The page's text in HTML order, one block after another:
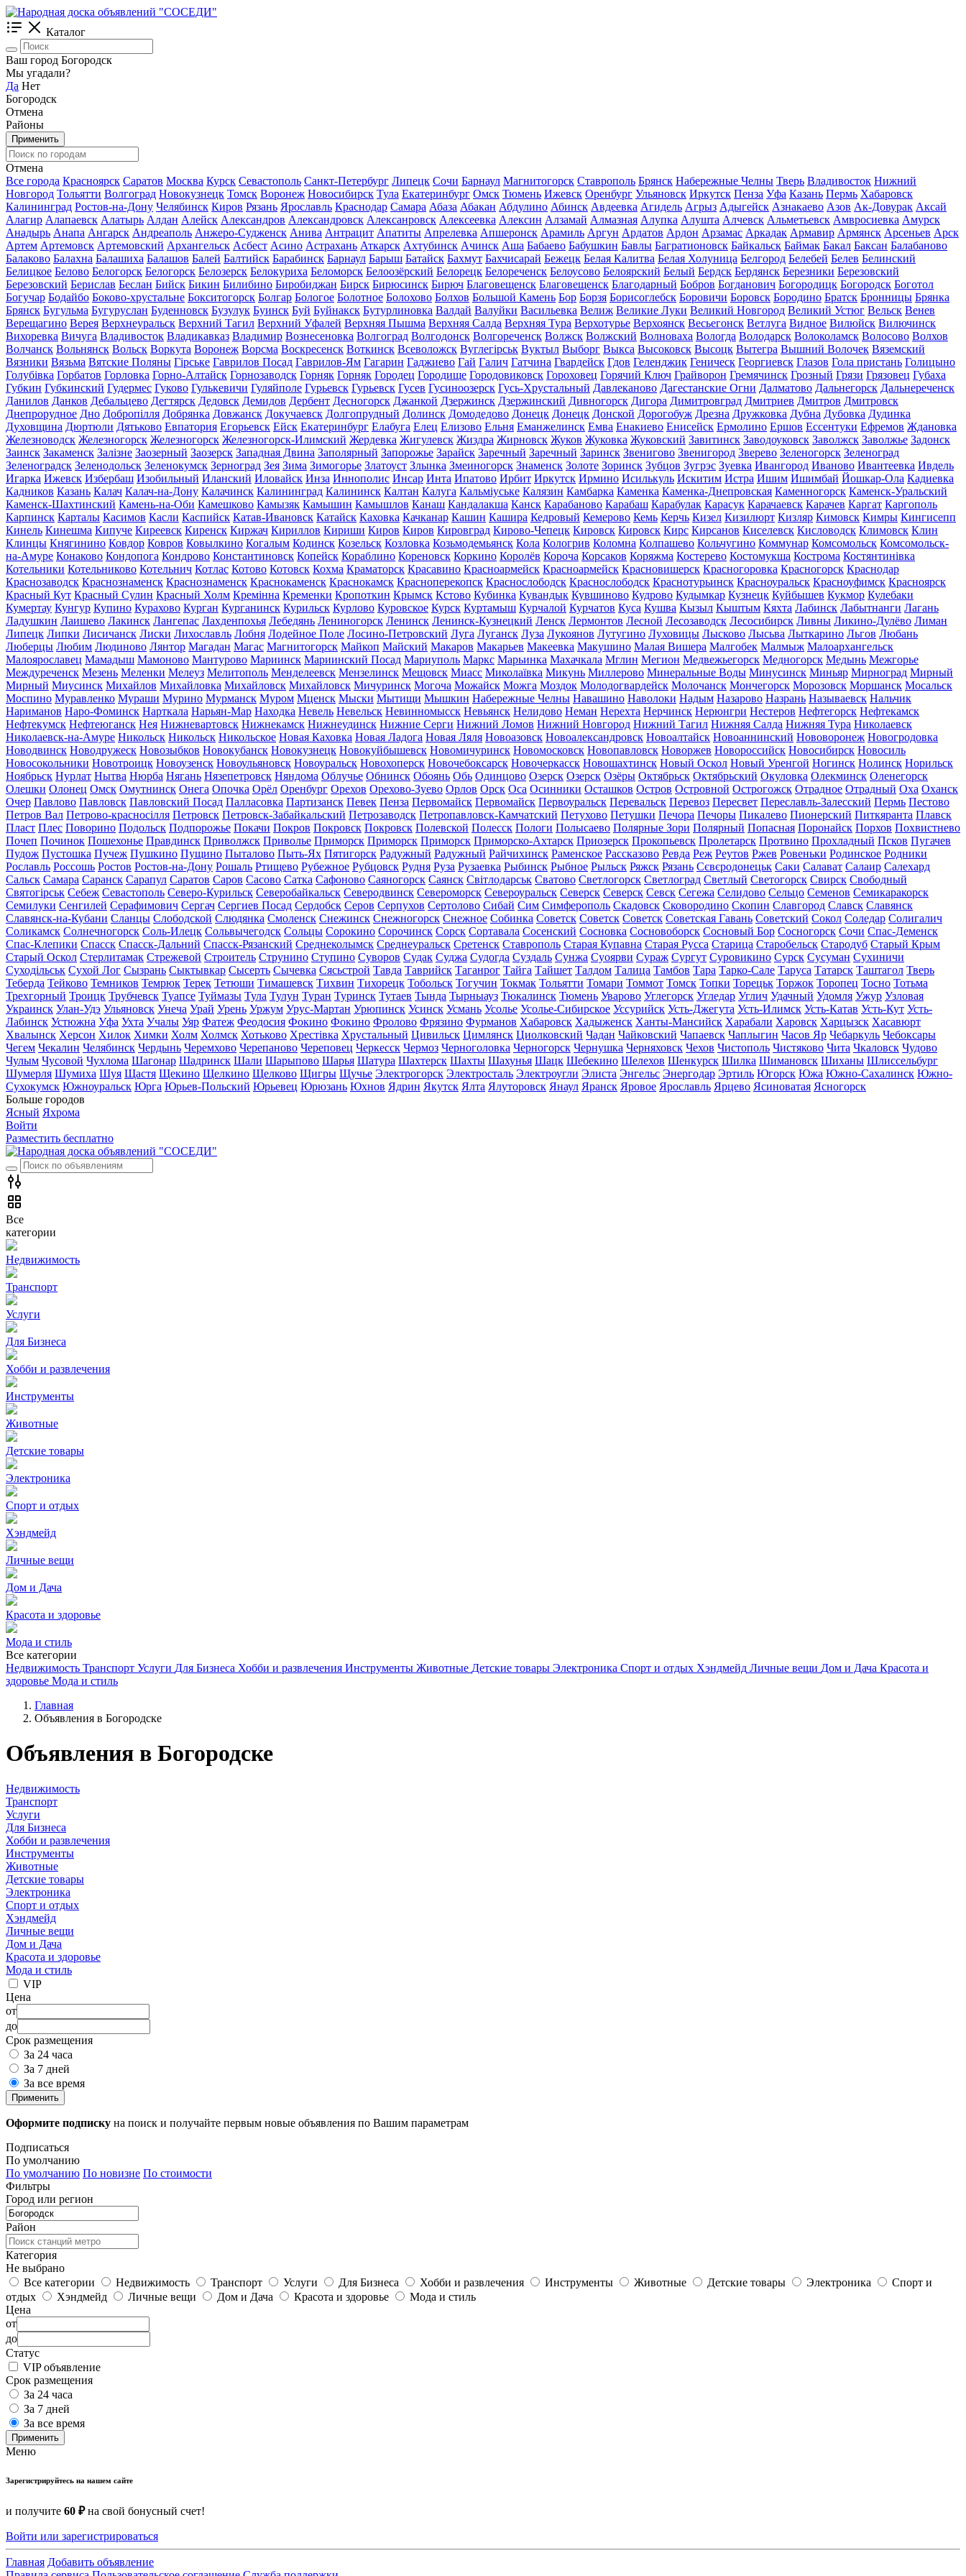
Каталог
Ваш город Богородск
Мы угадали?
Да Нет
Богородск
Отмена
Районы
Применить
Отмена
Все города Красноярск Саратов Москва Курск Севастополь Санкт-Петербург Липецк Сочи Барнаул Магнитогорск Ставрополь Брянск Набережные Челны Тверь Владивосток Нижний
Новгород Тольятти Волгоград Новокузнецк Томск Воронеж Новосибирск Тула Екатеринбург Омск Тюмень Ижевск Оренбург Ульяновск Иркутск Пенза Уфа Казань Пермь Хабаровск
Калининград Ростов-на-Дону Челябинск Киров Рязань Ярославль Краснодар Самара Абаза Абакан Абдулино Абинск Авдеевка Агидель Агрыз Адыгейск Азнакаево Азов Ак-Довурак Аксай
Алагир Алапаевск Алатырь Алдан Алейск Александров Александровск Алексанровск Алексеевка Алексин Алзамай Алмазная Алупка Алушта Алчевск Альметьевск Амвросиевка Амурск
Анадырь Анапа Ангарск Андреаполь Анжеро-Судженск Анива Антрацит Апатиты Апрелевка Апшеронск Арамиль Аргун Ардатов Ардон Арзамас Аркадак Армавир Армянск Арсеньев Арск
Артем Артемовск Артемовский Архангельск Асбест Асино Астрахань Аткарск Ахтубинск Ачинск Аша Бабаево Бабушкин Бавлы Багратионовск Байкальск Баймак Бакал Баксан Балабаново
Балаково Балахна Балашиха Балашов Балей Балтийск Барабинск Барнаул Барыш Батайск Бахмут Бахчисарай Бежецк Белая Калитва Белая Холуница Белгород Белебей Белев Белинский
Белицкое Белово Белогорск Белогорск Белозерск Белокуриха Беломорск Белоозёрский Белорецк Белореченск Белоусово Белоярский Белый Бердск Бердянск Березники Березовский
Березовский Берислав Беслан Бийск Бикин Билибино Биробиджан Бирск Бирюсинск Бирюч Благовещенск Благовещенск Благодарный Бобров Богданович Богородицк Богородск Боготол
Богучар Бодайбо Боково-хрустальне Бокситогорск Болгар Бологое Болотное Болохово Болхов Большой Камень Бор Борзя Борисоглебск Боровичи Боровск Бородино Братск Бронницы Брянка
Брянск Бугульма Бугуруслан Буденновск Бузулук Буинск Буй Буйнакск Бутурлиновка Валдай Валуйки Васильевка Велиж Великие Луки Великий Новгород Великий Устюг Вельск Венев
Верещагино Верея Верхнеуральск Верхний Тагил Верхний Уфалей Верхняя Пышма Верхняя Салда Верхняя Тура Верхотурье Верхоянск Весьегонск Ветлуга Видное Вилюйск Вилючинск
Вихоревка Вичуга Владивосток Владикавказ Владимир Вознесеновка Волгоград Волгодонск Волгореченск Волжск Волжский Волноваха Вологда Володарск Волоколамск Волосово Волхов
Волчанск Вольнянск Вольск Воркута Воронеж Ворсма Воскресенск Воткинск Всеволожск Вуглегірськ Вуктыл Выборг Выкса Высоковск Высоцк Вытегра Вышний Волочек Вяземский
Вязники Вязьма Вятские Поляны Гірське Гаврилов Посад Гаврилов-Ям Гагарин Гаджиево Гай Галич Гатчина Гвардейск Гдов Геленджик Геническ Георгиевск Глазов Гола пристань Голицыно
Голубівка Горбатов Горловка Горно-Алтайск Горнозаводск Горняк Горняк Городец Городище Городовиковск Гороховец Горячий Ключ Грайворон Гремячинск Грозный Грязи Грязовец Губаха
Губкин Губкинский Гудермес Гуково Гулькевичи Гуляйполе Гурьевск Гурьевск Гусев Гусиноозерск Гусь-Хрустальный Давлеканово Дагестанские Огни Далматово Дальнегорск Дальнереченск
Данилов Данков Дебальцево Дегтярск Дедовск Демидов Дербент Десногорск Джанкой Дзержинск Дзержинский Дивногорск Дигора Димитровград Дмитриев Дмитров Дмитровск
Днепрорудное Дно Добропілля Добрянка Довжанск Докучаевск Долгопрудный Долинск Домодедово Донецк Донецк Донской Дорогобуж Дрезна Дружковка Дубна Дубовка Дудинка
Духовщина Дюртюли Дятьково Евпатория Егорьевск Ейск Екатеринбург Елабуга Елец Елизово Ельня Еманжелинск Емва Енакиево Енисейск Ермолино Ершов Ессентуки Ефремов Ждановка
Железноводск Железногорск Железногорск Железногорск-Илимский Жердевка Жигулевск Жиздра Жирновск Жуков Жуковка Жуковский Завитинск Заводоуковск Заволжск Заволжье Задонск
Заинск Закаменск Залізне Заозерный Заозерск Западная Двина Заполярный Запорожье Зарайск Заречный Заречный Заринск Звенигово Звенигород Зверево Зеленогорск Зеленоград
Зеленоградск Зеленодольск Зеленокумск Зерноград Зея Зима Зимогорье Златоуст Злынка Змеиногорск Знаменск Золоте Зоринск Зубцов Зугрэс Зуевка Ивангород Иваново Ивантеевка Ивдель
Игарка Ижевск Избербаш Изобильный Иланский Иловайск Инза Иннополис Инсар Инта Ипатово Ирбит Иркутск Ирмино Исилькуль Искитим Истра Ишим Ишимбай Йошкар-Ола Кадиевка
Кадников Казань Калач Калач-на-Дону Калачинск Калининград Калининск Калтан Калуга Кальміуське Калязин Камбарка Каменка Каменка-Днепровская Каменногорск Каменск-Уральский
Каменск-Шахтинский Камень-на-Оби Камешково Камызяк Камышин Камышлов Канаш Кандалакша Канск Карабаново Карабаш Карабулак Карасук Карачаевск Карачев Каргат Каргополь
Карпинск Карталы Касимов Касли Каспийск Катав-Ивановск Катайск Каховка Качканар Кашин Кашира Кедровый Кемерово Кемь Керчь Кизел Кизилюрт Кизляр Кимовск Кимры Кингисепп
Кинель Кинешма Кипуче Киреевск Киренск Киржач Кириллов Кириши Киров Киров Кировград Кирово-Чепецк Кировск Кировск Кирс Кирсанов Киселевск Кисловодск Климовск Клин
Клинцы Княгинино Ковдор Ковров Ковылкино Когалым Кодинск Козельск Козловка Козьмодемьянск Кола Кологрив Коломна Колпашево Кольчугино Коммунар Комсомольск Комсомольск-
на-Амуре Конаково Кондопога Кондрово Константиновск Копейск Кораблино Кореновск Коркино Королёв Короча Корсаков Коряжма Костерево Костомукша Кострома Костянтинівка
Котельники Котельниково Котельнич Котлас Котово Котовск Кохма Краматорск Красавино Красноармейск Красноармейск Красновишерск Красногоровка Красногорск Краснодар
Краснозаводск Краснознаменск Краснознаменск Краснокаменск Краснокамск Красноперекопск Краснослободск Краснослободск Краснотурьинск Красноуральск Красноуфимск Красноярск
Красный Кут Красный Сулин Красный Холм Кремінна Кременки Кропоткин Крымск Кстово Кубинка Кувандык Кувшиново Кудрово Кудымкар Кузнецк Куйбышев Кукмор Кулебаки
Кумертау Кунгур Купино Курахово Курган Курганинск Курильск Курлово Куровское Курск Куртамыш Курчалой Курчатов Куса Кушва Кызыл Кыштым Кяхта Лабинск Лабытнанги Лагань
Ладушкин Лаишево Лакинск Лангепас Лахденпохья Лебедянь Лениногорск Ленинск Ленинск-Кузнецкий Ленск Лермонтов Лесной Лесозаводск Лесосибирск Ливны Ликино-Дулёво Лиман
Липецк Липки Лисичанск Лиски Лихославль Лобня Лодейное Поле Лосино-Петровский Луга Луганск Луза Лукоянов Лутугино Луховицы Лысково Лысьва Лыткарино Льгов Любань
Люберцы Любим Людиново Лянтор Магадан Магас Магнитогорск Майкоп Майский Макаров Макарьев Макеевка Макушино Малая Вишера Малгобек Малмыж Малоархангельск
Малоярославец Мамадыш Мамоново Мантурово Мариинск Мариинский Посад Мариуполь Маркс Марьинка Махачкала Мглин Мегион Медвежьегорск Медногорск Медынь Межгорье
Междуреченск Мезень Меленки Мелеуз Мелитополь Менделеевск Мензелинск Мещовск Миасс Миколаївка Микунь Миллерово Минеральные Воды Минусинск Миньяр Мирноград Мирный
Мирный Миусинск Михайлов Михайловка Михайловск Михайловск Мичуринск Могоча Можайск Можга Моздок Молодогвардейск Молочанск Мончегорск Морозовск Моршанск Мосальск
Моспино Муравленко Мураши Мурино Мурманск Муром Мценск Мыски Мытищи Мышкин Набережные Челны Навашино Наволоки Надым Назарово Назрань Называевск Нальчик
Нариманов Наро-Фоминск Нарткала Нарьян-Мар Находка Невель Невельск Невинномысск Невьянск Нелидово Неман Нерехта Нерчинск Нерюнгри Нестеров Нефтегорск Нефтекамск
Нефтекумск Нефтеюганск Нея Нижневартовск Нижнекамск Нижнеудинск Нижние Серги Нижний Ломов Нижний Новгород Нижний Тагил Нижняя Салда Нижняя Тура Николаевск
Николаевск-на-Амуре Никольск Никольск Никольское Новая Каховка Новая Ладога Новая Ляля Новоазовск Новоалександровск Новоалтайск Новоаннинский Нововоронеж Новогродовка
Новодвинск Новодружеск Новозыбков Новокубанск Новокузнецк Новокуйбышевск Новомичуринск Новомосковск Новопавловск Новоржев Новороссийск Новосибирск Новосиль
Новосокольники Новотроицк Новоузенск Новоульяновск Новоуральск Новохоперск Новочебоксарск Новочеркасск Новошахтинск Новый Оскол Новый Уренгой Ногинск Нолинск Норильск
Ноябрьск Нурлат Нытва Нюрба Нягань Нязепетровск Няндома Облучье Обнинск Обоянь Обь Одинцово Озерск Озерск Озёры Октябрьск Октябрьский Окуловка Олекминск Оленегорск
Олешки Олонец Омск Омутнинск Онега Опочка Орёл Оренбург Орехов Орехово-Зуево Орлов Орск Оса Осинники Осташков Остров Островной Острогожск Отрадное Отрадный Оха Оханск
Очер Павлово Павловск Павловский Посад Палласовка Партизанск Певек Пенза Первомайск Первомайск Первоуральск Перевальск Перевоз Пересвет Переславль-Залесский Пермь Пестово
Петров Вал Петрово-красносілля Петровск Петровск-Забайкальский Петрозаводск Петропавловск-Камчатский Петухово Петушки Печора Печоры Пикалево Пионерский Питкяранта Плавск
Пласт Плес Поворино Подольск Подпорожье Покачи Покров Покровск Покровск Полевской Полесск Пологи Полысаево Полярные Зори Полярный Попасная Поронайск Порхов Похвистнево
Почеп Починок Пошехонье Правдинск Приволжск Приволье Приморск Приморск Приморск Приморско-Ахтарск Приозерск Прокопьевск Пролетарск Протвино Прохладный Псков Пугачев
Пудож Пустошка Пучеж Пушкино Пущино Пыталово Пыть-Ях Пятигорск Радужный Радужный Райчихинск Раменское Рассказово Ревда Реж Реутов Ржев Ровеньки Родинское Родники
Рославль Россошь Ростов Ростов-на-Дону Рошаль Ртищево Рубежное Рубцовск Рудня Руза Рузаевка Рыбинск Рыбное Рыльск Ряжск Рязань Сєвєродонецьк Саки Салават Салаир Салехард
Сальск Самара Саранск Сарапул Саратов Саров Сасово Сатка Сафоново Саяногорск Саянск Світлодарськ Сватово Светлогорск Светлоград Светлый Светогорск Свирск Свободный
Святогірськ Себеж Севастополь Северо-Курильск Северобайкальск Северодвинск Североморск Североуральск Северск Северск Севск Сегежа Селидово Сельцо Семенов Семикаракорск
Семилуки Сенгилей Серафимович Сергач Сергиев Посад Сердобск Серов Серпухов Сертолово Сибай Сим Симферополь Скадовск Сковородино Скопин Славгород Славск Славянск
Славянск-на-Кубани Сланцы Слободской Слюдянка Смоленск Снежинск Снежногорск Снежное Собинка Советск Советск Советск Советская Гавань Советский Сокол Соледар Солигалич
Соликамск Солнечногорск Соль-Илецк Сольвычегодск Сольцы Сорокино Сорочинск Сорск Сортавала Сосенский Сосновка Сосновоборск Сосновый Бор Сосногорск Сочи Спас-Деменск
Спас-Клепики Спасск Спасск-Дальний Спасск-Рязанский Среднеколымск Среднеуральск Сретенск Ставрополь Старая Купавна Старая Русса Старица Старобельск Стародуб Старый Крым
Старый Оскол Стерлитамак Стрежевой Строитель Струнино Ступино Суворов Судак Суджа Судогда Суздаль Сунжа Суоярви Сураж Сургут Суровикино Сурск Сусуман Сухиничи
Суходільськ Сухой Лог Сызрань Сыктывкар Сысерть Сычевка Сясьстрой Тавда Таврийск Таганрог Тайга Тайшет Талдом Талица Тамбов Тара Тарко-Сале Таруса Татарск Таштагол Тверь
Теберда Тейково Темников Темрюк Терек Тетюши Тимашевск Тихвин Тихорецк Тобольск Тогучин Токмак Тольятти Томари Томмот Томск Топки Торецьк Торжок Торопец Тосно Тотьма
Трехгорный Троицк Трубчевск Туапсе Туймазы Тула Тулун Туран Туринск Тутаев Тында Тырныауз Тюкалинск Тюмень Уварово Углегорск Угледар Углич Удачный Удомля Ужур Узловая
Украинск Улан-Удэ Ульяновск Унеча Урай Урень Уржум Урус-Мартан Урюпинск Усинск Усмань Усолье Усолье-Сибирское Уссурийск Усть-Джегута Усть-Илимск Усть-Катав Усть-Кут Усть-
Лабинск Устюжна Уфа Ухта Учалы Уяр Фатеж Феодосия Фокино Фокино Фролово Фрязино Фурманов Хабаровск Хадыженск Ханты-Мансийск Харабали Харовск Харцызск Хасавюрт
Хвалынск Херсон Хилок Химки Холм Холмск Хотьково Хрестівка Хрустальный Цивильск Цимлянск Циолковский Чадан Чайковский Чапаевск Чаплыгин Часов Яр Чебаркуль Чебоксары
Чегем Чекалин Челябинск Чердынь Черемхово Черепаново Череповец Черкесск Чермоз Черноголовка Черногорск Чернушка Черняховск Чехов Чистополь Чистяково Чита Чкаловск Чудово
Чулым Чусовой Чухлома Шагонар Шадринск Шали Шарыпово Шарья Шатура Шахтерск Шахты Шахунья Шацк Шебекино Шелехов Шенкурск Шилка Шимановск Шиханы Шлиссельбург
Шумерля Шумиха Шуя Щастя Щекино Щелкино Щелково Щигры Щучье Электрогорск Электросталь Электроугли Элиста Энгельс Энергодар Эртиль Югорск Южа Южно-Сахалинск Южно-
Сухокумск Южноуральск Юрга Юрьев-Польский Юрьевец Юрюзань Юхнов Ядрин Якутск Ялта Ялуторовск Янаул Яранск Яровое Ярославль Ярцево Ясиноватая Ясногорск
Больше городов
Ясный Яхрома
Войти
Разместить бесплатно
Все
категории
Недвижимость
Транспорт
Услуги
Для Бизнеса
Хобби и развлечения
Инструменты
Животные
Детские товары
Электроника
Спорт и отдых
Хэндмейд
Личные вещи
Дом и Дача
Красота и здоровье
Мода и стиль
Все категории
Недвижимость Транспорт Услуги Для Бизнеса Хобби и развлечения Инструменты Животные Детские товары Электроника Спорт и отдых Хэндмейд Личные вещи Дом и Дача Красота и
здоровье Мода и стиль
Главная
Объявления в Богородске
Объявления в Богородске
Недвижимость
Транспорт
Услуги
Для Бизнеса
Хобби и развлечения
Инструменты
Животные
Детские товары
Электроника
Спорт и отдых
Хэндмейд
Личные вещи
Дом и Дача
Красота и здоровье
Мода и стиль
VIP
Цена
от
до
Срок размещения
За 24 часа
За 7 дней
За все время
Применить
Оформите подписку на поиск и получайте первым новые объявления по Вашим параметрам
Подписаться
По умолчанию
По умолчанию По новизне По стоимости
Фильтры
Город или регион
Район
Категория
Не выбрано
Все категории
Недвижимость Транспорт Услуги Для Бизнеса Хобби и развлечения Инструменты Животные Детские товары Электроника
Спорт и
отдых
Хэндмейд Личные вещи Дом и Дача Красота и здоровье
Мода и стиль
Цена
от
до
Статус
VIP объявление
Срок размещения
За 24 часа
За 7 дней
За все время
Применить
Меню
Зарегистрируйтесь на нашем сайте
и получите 60 ₽на свой бонусный счет!
Войти или зарегистрироваться
Главная Добавить объявление